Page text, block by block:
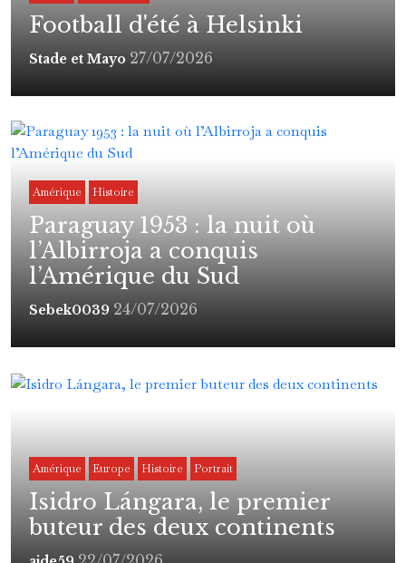
Football d'été à Helsinki
Stade et Mayo 27/07/2026
Amérique Histoire
Paraguay 1953 : la nuit où
l’Albirroja a conquis
l’Amérique du Sud
Sebek0039 24/07/2026
Amérique Europe Histoire Portrait
Isidro Lángara, le premier
buteur des deux continents